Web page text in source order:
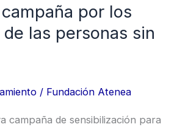
por los
las personas sin
/ Fundación Atenea
campaña de sensibilización para